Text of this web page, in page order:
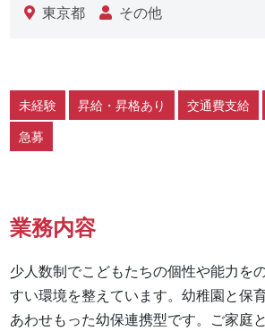
東京都 その他
未経験 昇給・昇格あり 交通費支給
急募
業務内容
少人数制でこどもたちの個性や能力を
すい環境を整えています。幼稚園と保
あわせもった幼保連携型です。ご家庭